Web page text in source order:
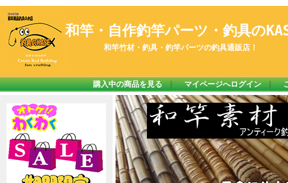
和竿・自作釣竿パーツ・釣具の
和竿竹材・釣具・釣竿パーツの釣具通販店！
購入中の商品を見る｜ マイページへログイン｜